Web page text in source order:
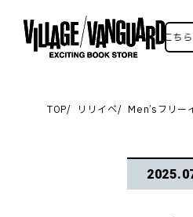
ィレヴァンSNSいろいろはこちら！
TOP リリイベ Men’sフリー